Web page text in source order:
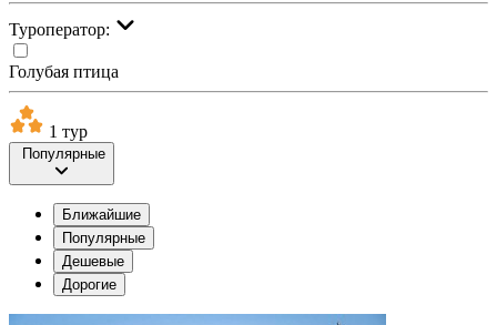
Туроператор:
Голубая птица
1 тур
Популярные
Ближайшие
Популярные
Дешевые
Дорогие